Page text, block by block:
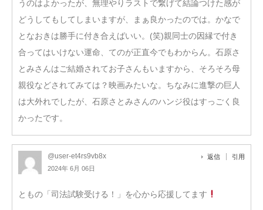
うのはよかったが、無理やりラストで繋げて結論つけた感が
どうしてもしてしまいますが、まぁ良かったのでは。かなで
となおきは勝手に付き合えばいい。(笑)親同士の因縁で付き
合ってはいけない運命、てのが正直今でもわからん。石原さ
とみさんはご結婚されてお子さんもいますから、そろそろ母
親役などされてみては？映画みたいな。ちなみに進撃の巨人
は大外れでしたが、石原さとみさんのハンジ役はすっごく良
かったです。
@user-et4rs9vb8x
2024年 6月 06日
返信 引用
ともの「司法試験受ける！」を心から応援してます